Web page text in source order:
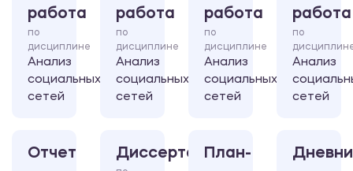
работа
по
дисциплине
Анализ
социальных
сетей
работа
по
дисциплине
Анализ
социальных
сетей
работа
по
дисциплине
Анализ
социальных
сетей
работа
по
Анализ
сетей
Отчет
ДиссертацияПлан-